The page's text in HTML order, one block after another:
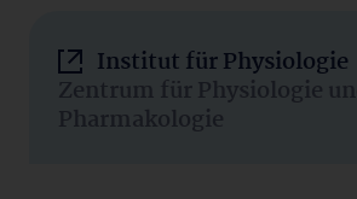
Institut für Physiologie
Zentrum für Physiologie
Pharmakologie